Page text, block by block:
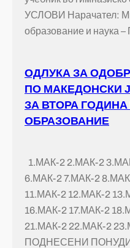
УСЛОВИ Нарачател:
образование и наука
ОДЛУКА ЗА
ПО МАКЕДОНСКИ
ЗА ВТОРА
ОБРАЗОВАНИЕ
1.МАК-2 2.МАК-2
6.МАК-2 7.МАК-2
11.МАК-2 12.МАК-2
16.МАК-2 17.МАК-2
21.МАК-2 22.МАК-2
ПОДНЕСЕНИ